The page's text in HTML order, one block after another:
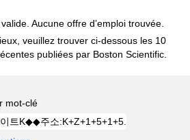
Aucune offre d’emploi trouvée.
veuillez trouver ci-dessous les 10
publiées par Boston Scientific.
mot-clé